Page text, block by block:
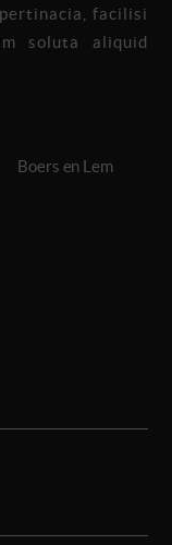
facilisi
soluta aliquid
Boers en Lem